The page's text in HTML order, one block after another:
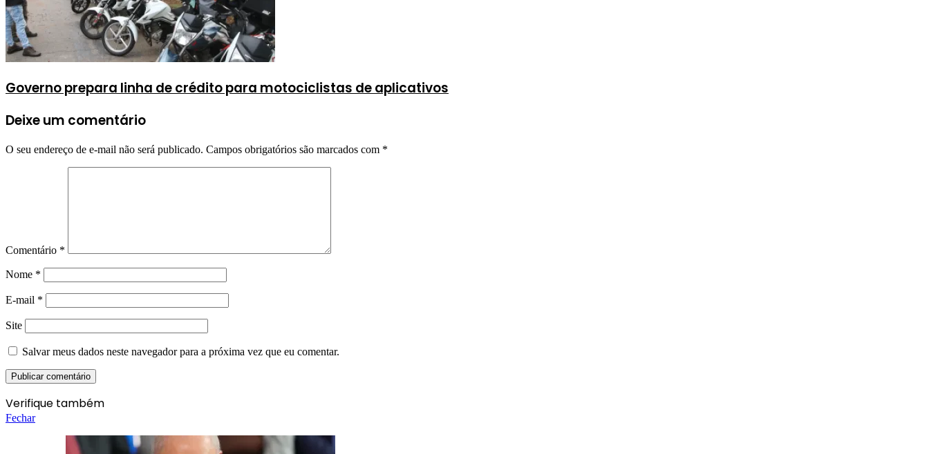
Governo prepara linha de crédito para motociclistas de aplicativos
Deixe um comentário
O seu endereço de e-mail não será publicado. Campos obrigatórios são marcados com *
Comentário *
Nome *
E-mail *
Site
Salvar meus dados neste navegador para a próxima vez que eu comentar.
Verifique também
Fechar